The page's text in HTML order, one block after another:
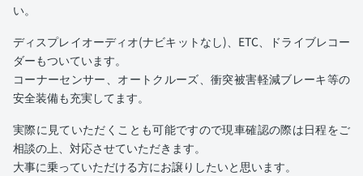
い。
ディスプレイオーディオ(ナビキットなし)、ETC、ドライブレコー
ダーもついています。
コーナーセンサー、オートクルーズ、衝突被害軽減ブレーキ等の
安全装備も充実してます。
実際に見ていただくことも可能ですので現車確認の際は日程をご
相談の上、対応させていただきます。
大事に乗っていただける方にお譲りしたいと思います。